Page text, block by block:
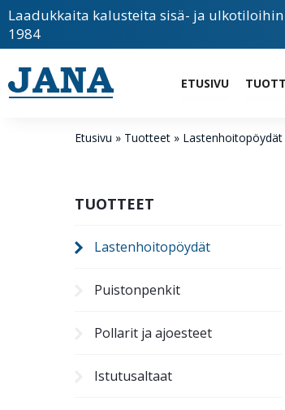
Laadukkaita kalusteita sisä- ja
1984
ETUSIVU
Etusivu » Tuotteet » Lastenhoito­pöydät
TUOTTEET
Lastenhoito­pöydät
Puistonpenkit
Pollarit ja ajoesteet
Istutusaltaat